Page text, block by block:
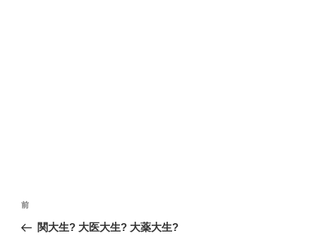
投
過
去
前
関大生? 大医大生? 大薬大生?